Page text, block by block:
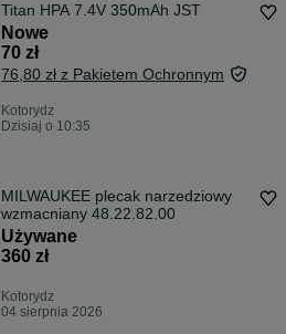
Titan HPA 7.4V 350mAh JST
Nowe
70 zł
76,80 zł z Pakietem Ochronnym
Kotorydz
Dzisiaj o 10:35
MILWAUKEE plecak narzedziowy
wzmacniany 48.22.82.00
Używane
360 zł
Kotorydz
04 sierpnia 2026